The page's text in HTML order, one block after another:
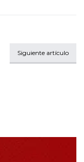
Siguiente artículo